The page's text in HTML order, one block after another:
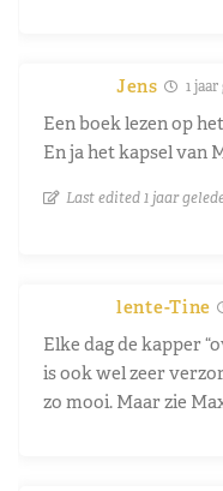
Jens 1
Een boek lezen op
En ja het kapsel van
Last edited 1 jaar
lente-Tine
Elke dag de kapper
is ook wel zeer
zo mooi. Maar zie